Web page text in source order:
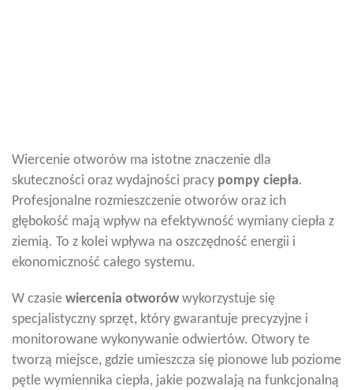
Wiercenie otworów ma istotne znaczenie dla
skuteczności oraz wydajności pracy pompy ciepła.
Profesjonalne rozmieszczenie otworów oraz ich
głębokość mają wpływ na efektywność wymiany ciepła z
ziemią. To z kolei wpływa na oszczędność energii i
ekonomiczność całego systemu.
W czasie wiercenia otworówwykorzystuje się
specjalistyczny sprzęt, który gwarantuje precyzyjne i
monitorowane wykonywanie odwiertów. Otwory te
tworzą miejsce, gdzie umieszcza się pionowe lub poziome
pętle wymiennika ciepła, jakie pozwalają na funkcjonalną